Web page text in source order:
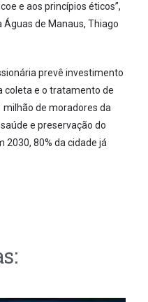
e aos princípios éticos”,
de Manaus, Thiago
prevê investimento
coleta e o tratamento de
de moradores da
e preservação do
2030, 80% da cidade já